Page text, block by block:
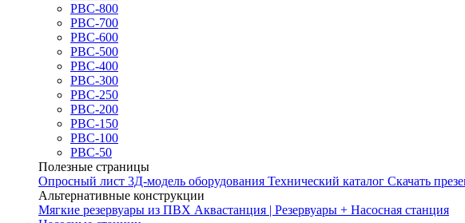
РВС-800
РВС-700
РВС-600
РВС-500
РВС-400
РВС-300
РВС-250
РВС-200
РВС-150
РВС-100
РВС-50
Полезные страницы
Опросный лист 3Д-модель оборудования Технический каталог Скачать
Альтернативные конструкции
Мягкие резервуары из ПВХ Аквастанция | Резервуары + Насосная станция